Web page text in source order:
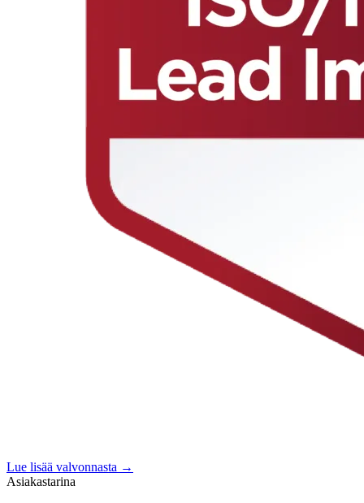
Lue lisää valvonnasta →
Asiakastarina